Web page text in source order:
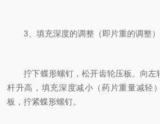
3、填充深度的调整（即片重的调整）
拧下蝶形螺钉，松开齿轮压板。向左
杆升高，填充深度减小（药片重量减轻
板，拧紧蝶形螺钉。